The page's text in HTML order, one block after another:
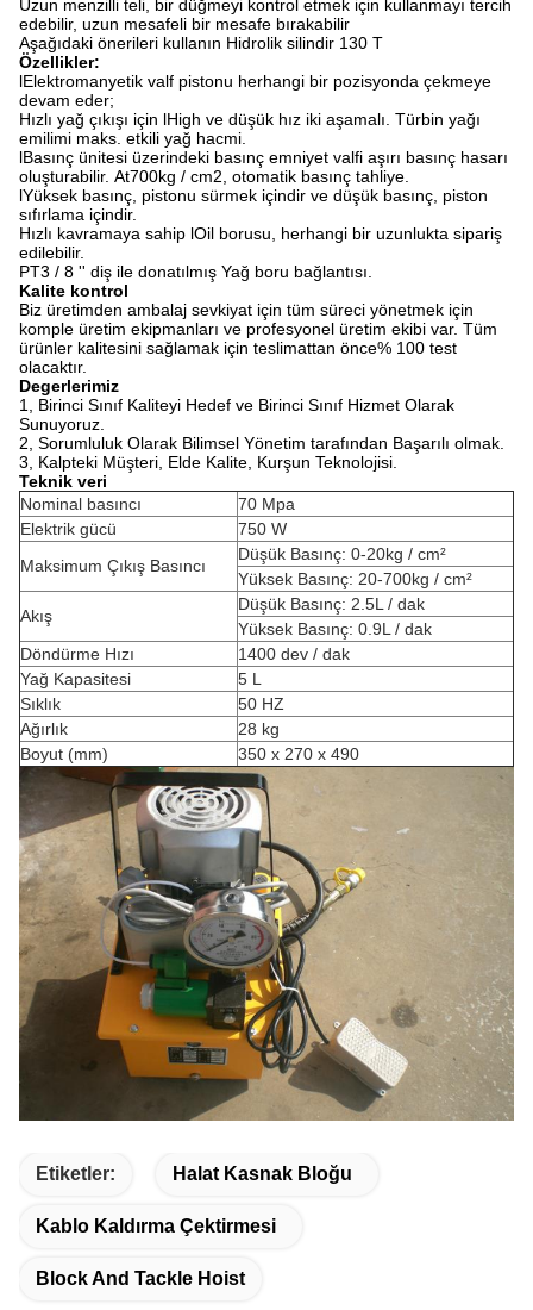
Uzun menzilli teli, bir düğmeyi kontrol etmek için kullanmayı tercih
edebilir, uzun mesafeli bir mesafe bırakabilir
Aşağıdaki önerileri kullanın Hidrolik silindir 130 T
Özellikler:
lElektromanyetik valf pistonu herhangi bir pozisyonda çekmeye
devam eder;
Hızlı yağ çıkışı için lHigh ve düşük hız iki aşamalı. Türbin yağı
emilimi maks. etkili yağ hacmi.
lBasınç ünitesi üzerindeki basınç emniyet valfi aşırı basınç hasarı
oluşturabilir. At700kg / cm2, otomatik basınç tahliye.
lYüksek basınç, pistonu sürmek içindir ve düşük basınç, piston
sıfırlama içindir.
Hızlı kavramaya sahip lOil borusu, herhangi bir uzunlukta sipariş
edilebilir.
PT3 / 8 '' diş ile donatılmış Yağ boru bağlantısı.
Kalite kontrol
Biz üretimden ambalaj sevkiyat için tüm süreci yönetmek için
komple üretim ekipmanları ve profesyonel üretim ekibi var. Tüm
ürünler kalitesini sağlamak için teslimattan önce% 100 test
olacaktır.
Degerlerimiz
1, Birinci Sınıf Kaliteyi Hedef ve Birinci Sınıf Hizmet Olarak
Sunuyoruz.
2, Sorumluluk Olarak Bilimsel Yönetim tarafından Başarılı olmak.
3, Kalpteki Müşteri, Elde Kalite, Kurşun Teknolojisi.
Teknik veri
Nominal basıncı
70 Mpa
Elektrik gücü
750 W
Maksimum Çıkış Basıncı
Düşük Basınç: 0-20kg / cm²
Yüksek Basınç: 20-700kg / cm²
Akış
Düşük Basınç: 2.5L / dak
Yüksek Basınç: 0.9L / dak
Döndürme Hızı
1400 dev / dak
Yağ Kapasitesi
5 L
Sıklık
50 HZ
Ağırlık
28 kg
Boyut (mm)
350 x 270 x 490
Etiketler: Halat Kasnak Bloğu
Kablo Kaldırma Çektirmesi
Block And Tackle Hoist